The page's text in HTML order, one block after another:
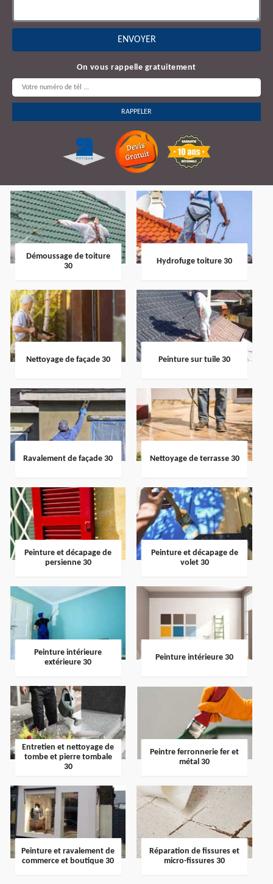
On vous rappelle gratuitement
Démoussage de toiture
30
Hydrofuge toiture 30
Nettoyage de façade 30 Peinture sur tuile 30
Ravalement de façade 30 Nettoyage de terrasse 30
Peinture et décapage de
persienne 30
Peinture et décapage de
volet 30
Peinture intérieure
extérieure 30
Peinture intérieure 30
Entretien et nettoyage de
tombe et pierre tombale
30
Peintre ferronnerie fer et
métal 30
Peinture et ravalement de
commerce et boutique 30
Réparation de fissures et
micro-fissures 30